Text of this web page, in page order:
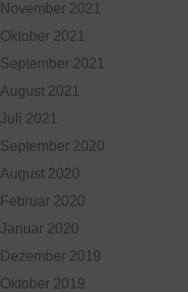
November 2021
Oktober 2021
September 2021
August 2021
Juli 2021
September 2020
August 2020
Februar 2020
Januar 2020
Dezember 2019
Oktober 2019